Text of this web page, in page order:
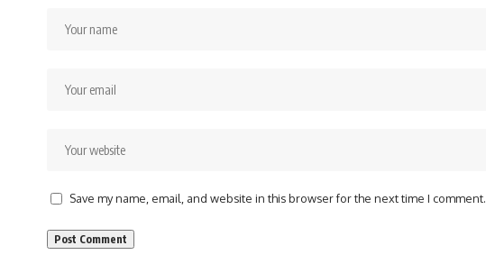
Save my name, email, and website in this browser for the next time I comment.